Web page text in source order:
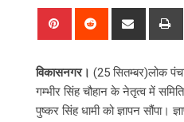
Pinterest Reddit
Share
विकासनगर। (25 सितम्बर)लोक
गम्भीर सिंह चौहान के नेतृत्व में
पुष्कर सिंह धामी को ज्ञापन सौंपा।